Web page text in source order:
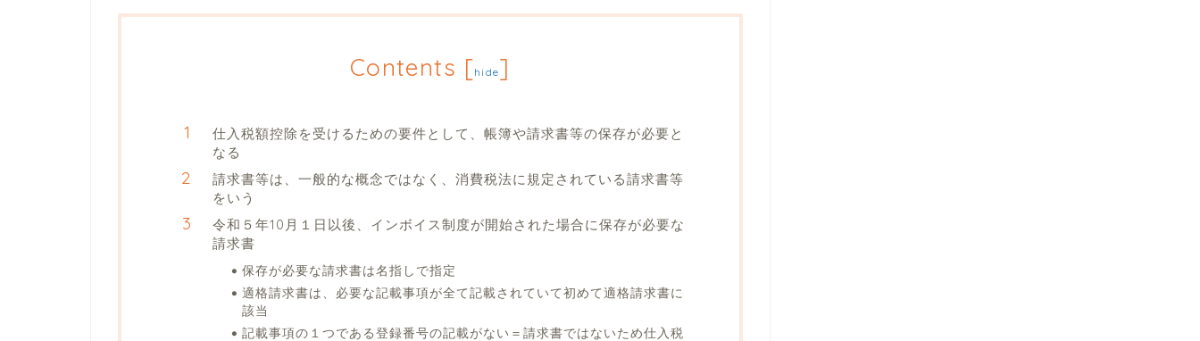
Contents [hide]
仕入税額控除を受けるための要件として、帳簿や請求書等の保存が必要と
なる
請求書等は、一般的な概念ではなく、消費税法に規定されている請求書等
をいう
令和５年10月１日以後、インボイス制度が開始された場合に保存が必要な
請求書
保存が必要な請求書は名指しで指定
適格請求書は、必要な記載事項が全て記載されていて初めて適格請求書に
該当
記載事項の１つである登録番号の記載がない＝請求書ではないため仕入税